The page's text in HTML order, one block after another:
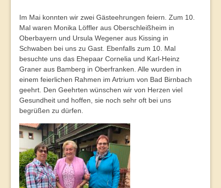
Im Mai konnten wir zwei Gästeehrungen feiern. Zum 10.
Mal waren Monika Löffler aus Oberschleißheim in
Oberbayern und Ursula Wegener aus Kissing in
Schwaben bei uns zu Gast. Ebenfalls zum 10. Mal
besuchte uns das Ehepaar Cornelia und Karl-Heinz
Graner aus Bamberg in Oberfranken. Alle wurden in
einem feierlichen Rahmen im Artrium von Bad Birnbach
geehrt. Den Geehrten wünschen wir von Herzen viel
Gesundheit und hoffen, sie noch sehr oft bei uns
begrüßen zu dürfen.